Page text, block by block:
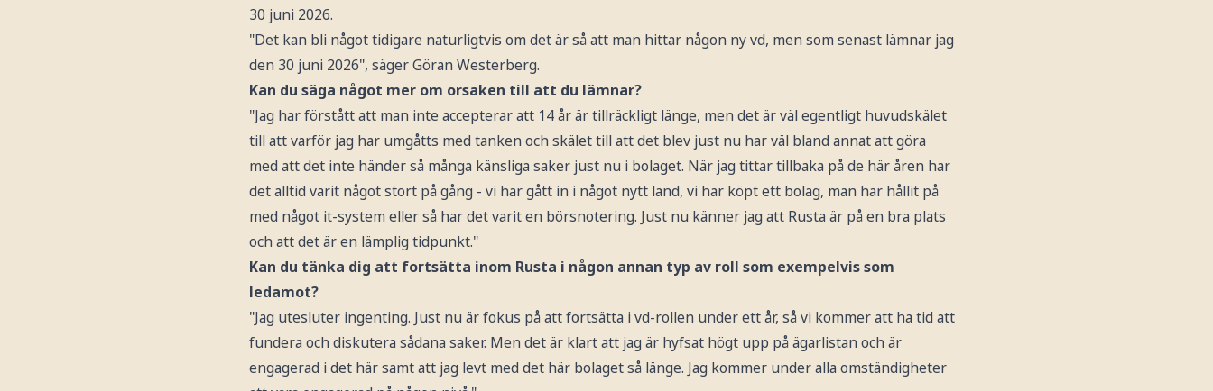
30 juni 2026.
"Det kan bli något tidigare naturligtvis om det är så att man hittar någon ny vd, men som senast lämnar jag
den 30 juni 2026", säger Göran Westerberg.
Kan du säga något mer om orsaken till att du lämnar?
"Jag har förstått att man inte accepterar att 14 år är tillräckligt länge, men det är väl egentligt huvudskälet
till att varför jag har umgåtts med tanken och skälet till att det blev just nu har väl bland annat att göra
med att det inte händer så många känsliga saker just nu i bolaget. När jag tittar tillbaka på de här åren har
det alltid varit något stort på gång - vi har gått in i något nytt land, vi har köpt ett bolag, man har hållit på
med något it-system eller så har det varit en börsnotering. Just nu känner jag att Rusta är på en bra plats
och att det är en lämplig tidpunkt."
Kan du tänka dig att fortsätta inom Rusta i någon annan typ av roll som exempelvis som
ledamot?
"Jag utesluter ingenting. Just nu är fokus på att fortsätta i vd-rollen under ett år, så vi kommer att ha tid att
fundera och diskutera sådana saker. Men det är klart att jag är hyfsat högt upp på ägarlistan och är
engagerad i det här samt att jag levt med det här bolaget så länge. Jag kommer under alla omständigheter